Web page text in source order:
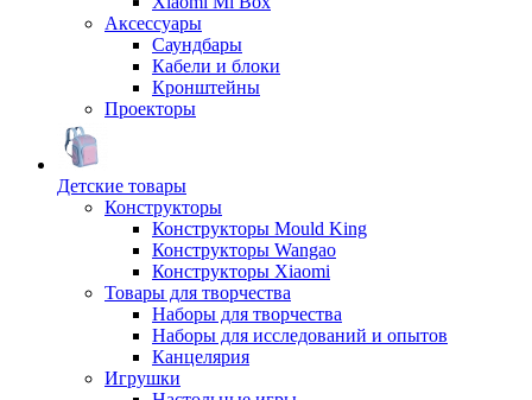
Аксессуары
Саундбары
Кабели и блоки
Кронштейны
Проекторы
Детские товары
Конструкторы
Конструкторы Mould King
Конструкторы Wangao
Конструкторы Xiaomi
Товары для творчества
Наборы для творчества
Наборы для исследований и опытов
Канцелярия
Игрушки